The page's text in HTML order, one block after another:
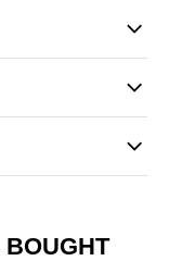
BOUGHT